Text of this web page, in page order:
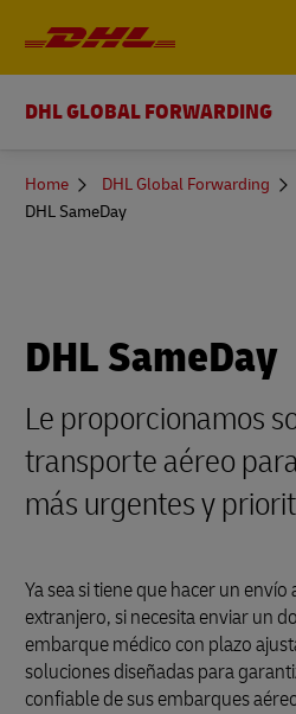
DHL GLOBAL FORWARDING
You
here
Home DHL Global Forwarding
DHL SameDay
DHL SameDay
Le proporcionamos
transporte aéreo
más urgentes y
Ya sea si tiene que hacer un
extranjero, si necesita enviar un
embarque médico con plazo
soluciones diseñadas para
confiable de sus embarques